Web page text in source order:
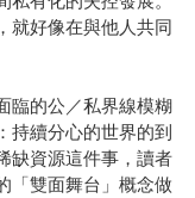
就好像在與他人共同
臨的公／私界線模糊
持續分心的世界的到
缺資源這件事，讀者
「雙面舞台」概念做